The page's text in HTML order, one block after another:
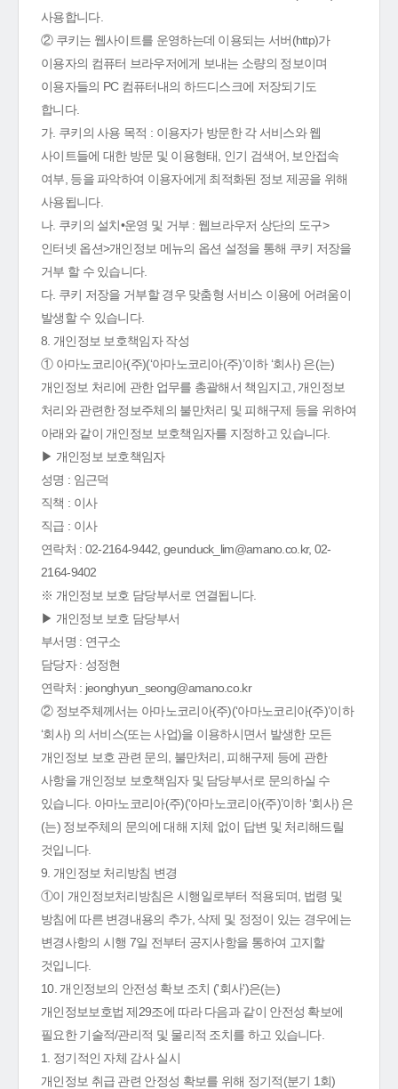
사용합니다.
② 쿠키는 웹사이트를 운영하는데 이용되는 서버(http)가
이용자의 컴퓨터 브라우저에게 보내는 소량의 정보이며
이용자들의 PC 컴퓨터내의 하드디스크에 저장되기도
합니다.
가. 쿠키의 사용 목적 : 이용자가 방문한 각 서비스와 웹
사이트들에 대한 방문 및 이용형태, 인기 검색어, 보안접속
여부, 등을 파악하여 이용자에게 최적화된 정보 제공을 위해
사용됩니다.
나. 쿠키의 설치•운영 및 거부 : 웹브라우저 상단의 도구>
인터넷 옵션>개인정보 메뉴의 옵션 설정을 통해 쿠키 저장을
거부 할 수 있습니다.
다. 쿠키 저장을 거부할 경우 맞춤형 서비스 이용에 어려움이
발생할 수 있습니다.
8. 개인정보 보호책임자 작성
① 아마노코리아(주)(‘아마노코리아(주)’이하 ‘회사) 은(는)
개인정보 처리에 관한 업무를 총괄해서 책임지고, 개인정보
처리와 관련한 정보주체의 불만처리 및 피해구제 등을 위하여
아래와 같이 개인정보 보호책임자를 지정하고 있습니다.
▶ 개인정보 보호책임자
성명 : 임근덕
직책 : 이사
직급 : 이사
연락처 : 02-2164-9442, geunduck_lim@amano.co.kr, 02-
2164-9402
※ 개인정보 보호 담당부서로 연결됩니다.
▶ 개인정보 보호 담당부서
부서명 : 연구소
담당자 : 성정현
연락처 : jeonghyun_seong@amano.co.kr
② 정보주체께서는 아마노코리아(주)(‘아마노코리아(주)’이하
‘회사) 의 서비스(또는 사업)을 이용하시면서 발생한 모든
개인정보 보호 관련 문의, 불만처리, 피해구제 등에 관한
사항을 개인정보 보호책임자 및 담당부서로 문의하실 수
있습니다. 아마노코리아(주)(‘아마노코리아(주)’이하 ‘회사) 은
(는) 정보주체의 문의에 대해 지체 없이 답변 및 처리해드릴
것입니다.
9. 개인정보 처리방침 변경
①이 개인정보처리방침은 시행일로부터 적용되며, 법령 및
방침에 따른 변경내용의 추가, 삭제 및 정정이 있는 경우에는
변경사항의 시행 7일 전부터 공지사항을 통하여 고지할
것입니다.
10. 개인정보의 안전성 확보 조치 ('회사')은(는)
개인정보보호법 제29조에 따라 다음과 같이 안전성 확보에
필요한 기술적/관리적 및 물리적 조치를 하고 있습니다.
1. 정기적인 자체 감사 실시
개인정보 취급 관련 안정성 확보를 위해 정기적(분기 1회)